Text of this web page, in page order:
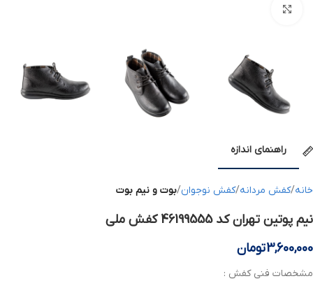
راهنمای اندازه
خانه کفش مردانه کفش نوجوان بوت و نیم بوت
نیم پوتین تهران کد 46199555 کفش ملی
3,600,000تومان
مشخصات فنی کفش :